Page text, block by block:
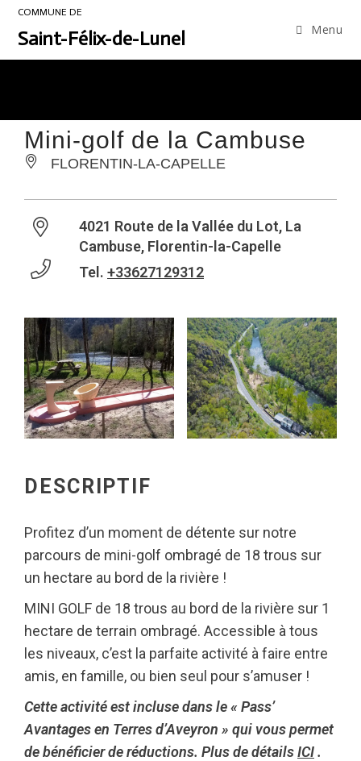
COMMUNE DE
Saint-Félix-de-Lunel Menu
Mini-golf de la Cambuse
FLORENTIN-LA-CAPELLE
4021 Route de la Vallée du Lot, La
Cambuse, Florentin-la-Capelle
Tel. +33627129312
DESCRIPTIF
Profitez d’un moment de détente sur notre
parcours de mini-golf ombragé de 18 trous sur
un hectare au bord de la rivière !
MINI GOLF de 18 trous au bord de la rivière sur 1
hectare de terrain ombragé. Accessible à tous
les niveaux, c’est la parfaite activité à faire entre
amis, en famille, ou bien seul pour s’amuser !
Cette activité est incluse dans le « Pass’
Avantages en Terres d’Aveyron » qui vous permet
de bénéficier de réductions. Plus de détailsICI.